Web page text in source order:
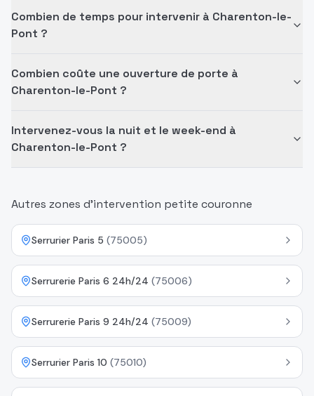
Combien de temps pour intervenir à Charenton-le-
Pont ?
Combien coûte une ouverture de porte à
Charenton-le-Pont ?
Intervenez-vous la nuit et le week-end à
Charenton-le-Pont ?
Autres zones d'intervention petite couronne
Serrurier Paris 5 (75005)
Serrurerie Paris 6 24h/24 (75006)
Serrurerie Paris 9 24h/24 (75009)
Serrurier Paris 10 (75010)